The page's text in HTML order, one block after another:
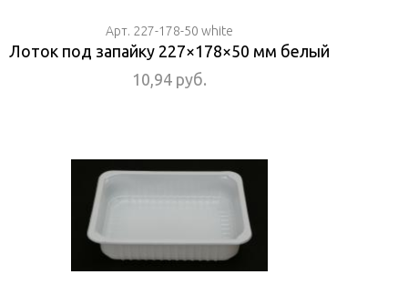
Арт. 227-178-50 white
Лоток под запайку 227×178×50 мм белый
10,94 руб.